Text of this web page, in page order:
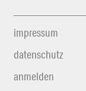
impressum
datenschutz
anmelden